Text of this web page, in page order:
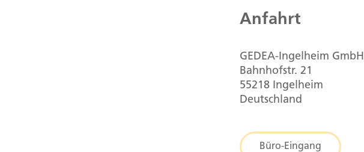
Anfahrt
GEDEA-Ingelheim GmbH
Bahnhofstr. 21
55218 Ingelheim
Deutschland
Büro-Eingang